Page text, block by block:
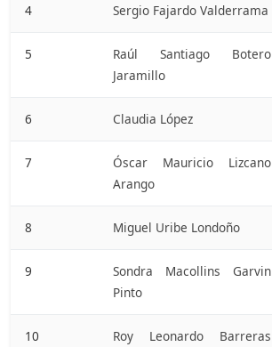
4 Sergio Fajardo Valderrama
5
Raúl Santiago Botero
Jaramillo
6 Claudia López
7
Óscar Mauricio Lizcano
Arango
8 Miguel Uribe Londoño
9
Sondra Macollins Garvin
Pinto
10
Roy Leonardo Barreras